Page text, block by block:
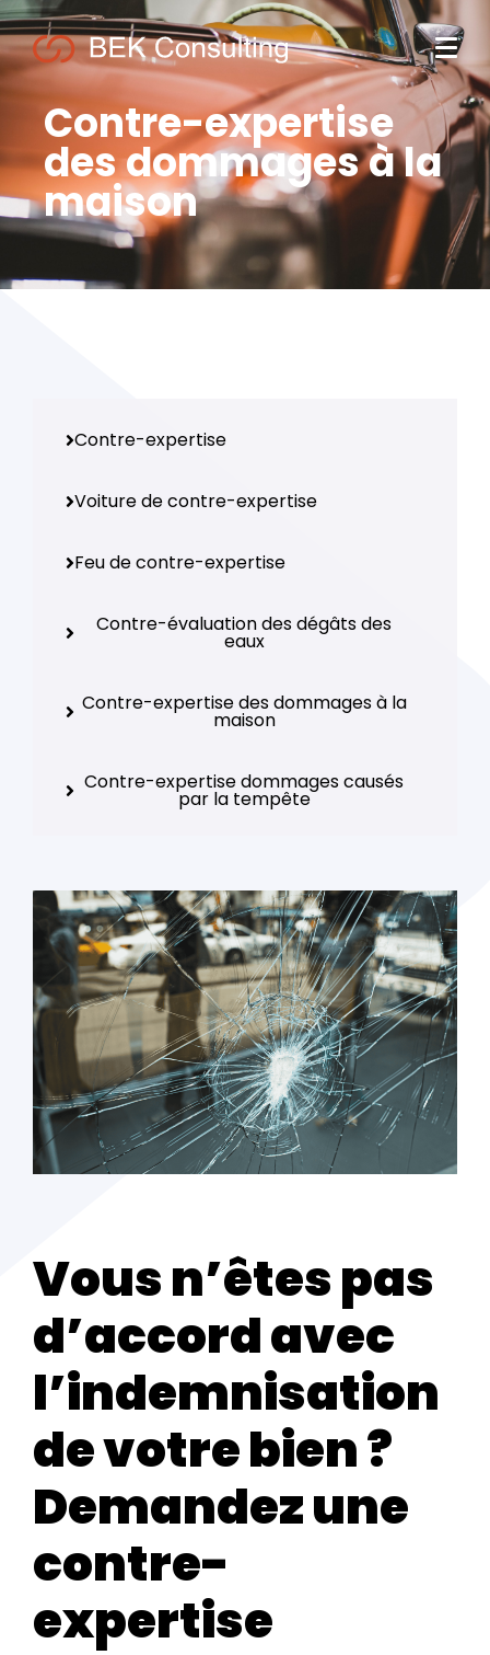
Contre-expertise
des dommages à la
maison
Contre-expertise
Voiture de contre-expertise
Feu de contre-expertise
Contre-évaluation des dégâts des
eaux
Contre-expertise des dommages à la
maison
Contre-expertise dommages causés
par la tempête
Vous n’êtes pas
d’accord avec
l’indemnisation
de votre bien ?
Demandez une
contre-
expertise